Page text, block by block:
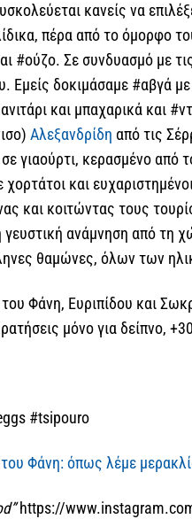
κανείς να
πέρα από το όμορφο
#ούζο. Σε συνδυασμό με
Εμείς δοκιμάσαμε #αβγά
και μπαχαρικά και
Αλεξανδρίδη από τις
γιαούρτι, κερασμένο από
και
και κοιτώντας τους
γευστική ανάμνηση από τη
θαμώνες, όλων των
Φάνη, Ευριπίδου και
μόνο για δείπνο,
#tsipouro
Φάνη: όπως λέμε
https://